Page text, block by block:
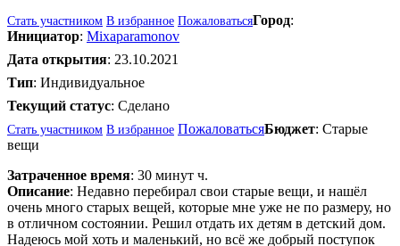
Стать участником В избранное Пожаловаться
Инициатор: Mixaparamonov
Дата открытия: 23.10.2021
Тип: Индивидуальное
Текущий статус: Сделано
Стать участником В избранное Пожаловаться
Город:
Бюджет: Старые
вещи
Затраченное время: 30 минут ч.
Описание: Недавно перебирал свои старые вещи, и нашёл
очень много старых вещей, которые мне уже не по размеру, но
в отличном состоянии. Решил отдать их детям в детский дом.
Надеюсь мой хоть и маленький, но всё же добрый поступок